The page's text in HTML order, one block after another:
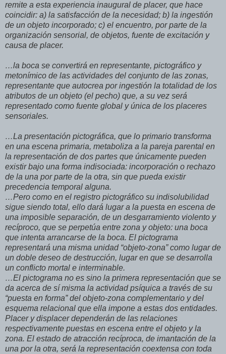
remite a esta experiencia inaugural de placer, que hace
coincidir: a) la satisfacción de la necesidad; b) la ingestión
de un objeto incorporado; c) el encuentro, por parte de la
organización sensorial, de objetos, fuente de excitación y
causa de placer.
…la boca se convertirá en representante, pictográfico y
metonímico de las actividades del conjunto de las zonas,
representante que autocrea por ingestión la totalidad de los
atributos de un objeto (el pecho) que, a su vez será
representado como fuente global y única de los placeres
sensoriales.
…La presentación pictográfica, que lo primario transforma
en una escena primaria, metaboliza a la pareja parental en
la representación de dos partes que únicamente pueden
existir bajo una forma indisociada: incorporación o rechazo
de la una por parte de la otra, sin que pueda existir
precedencia temporal alguna.
…Pero como en el registro pictográfico su indisolubilidad
sigue siendo total, ello dará lugar a la puesta en escena de
una imposible separación, de un desgarramiento violento y
recíproco, que se perpetúa entre zona y objeto: una boca
que intenta arrancarse de la boca. El pictograma
representará una misma unidad “objeto-zona” como lugar de
un doble deseo de destrucción, lugar en que se desarrolla
un conflicto mortal e interminable.
…El pictograma no es sino la primera representación que se
da acerca de sí misma la actividad psíquica a través de su
“puesta en forma” del objeto-zona complementario y del
esquema relacional que ella impone a estas dos entidades.
Placer y displacer dependerán de las relaciones
respectivamente puestas en escena entre el objeto y la
zona. El estado de atracción recíproca, de imantación de la
una por la otra, será la representación coextensa con toda